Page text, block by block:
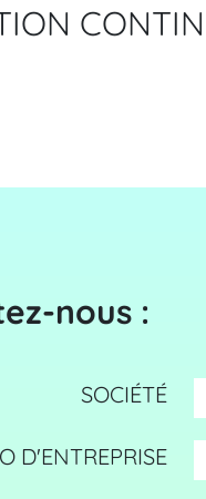
nous :
SOCIÉTÉ
D'ENTREPRISE